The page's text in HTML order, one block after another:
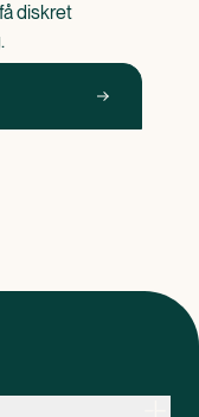
diskret